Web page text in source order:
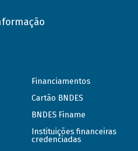
Financiamentos
Cartão BNDES
BNDES Finame
Instituições financeiras
credenciadas